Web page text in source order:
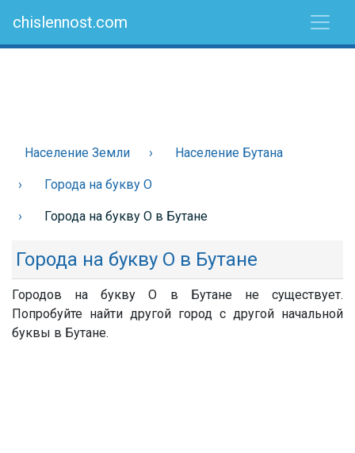
chislennost.com
Население Земли Население Бутана
Города на букву О
Города на букву О в Бутане
Города на букву О в Бутане
Городов на букву О в Бутане не существует.
Попробуйте найти другой город с другой начальной
буквы в Бутане.